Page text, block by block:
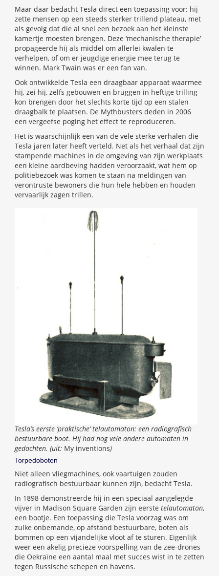
Maar daar bedacht Tesla direct een toepassing voor: hij
zette mensen op een steeds sterker trillend plateau, met
als gevolg dat die al snel een bezoek aan het kleinste
kamertje moesten brengen. Deze ‘mechanische therapie’
propageerde hij als middel om allerlei kwalen te
verhelpen, of om er jeugdige energie mee terug te
winnen. Mark Twain was er een fan van.
Ook ontwikkelde Tesla een draagbaar apparaat waarmee
hij, zei hij, zelfs gebouwen en bruggen in heftige trilling
kon brengen door het slechts korte tijd op een stalen
draagbalk te plaatsen. De Mythbusters deden in 2006
een vergeefse poging het effect te reproduceren.
Het is waarschijnlijk een van de vele sterke verhalen die
Tesla jaren later heeft verteld. Net als het verhaal dat zijn
stampende machines in de omgeving van zijn werkplaats
een kleine aardbeving hadden veroorzaakt, wat hem op
politiebezoek was komen te staan na meldingen van
verontruste bewoners die hun hele hebben en houden
vervaarlijk zagen trillen.
Tesla’s eerste ‘praktische’ telautomaton: een radiografisch
bestuurbare boot. Hĳ had nog vele andere automaten in
gedachten. (uit: My inventions)
Torpedoboten
Niet alleen vliegmachines, ook vaartuigen zouden
radiografisch bestuurbaar kunnen zijn, bedacht Tesla.
In 1898 demonstreerde hij in een speciaal aangelegde
vijver in Madison Square Garden zijn eerste telautomaton,
een bootje. Een toepassing die Tesla voorzag was om
zulke onbemande, op afstand bestuurbare, boten als
bommen op een vijandelijke vloot af te sturen. Eigenlijk
weer een akelig precieze voorspelling van de zee-drones
die Oekraïne een aantal maal met succes wist in te zetten
tegen Russische schepen en havens.